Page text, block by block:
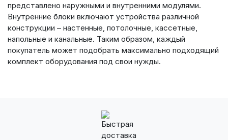
представлено наружными и внутренними модулями.
Внутренние блоки включают устройства различной
конструкции – настенные, потолочные, кассетные,
напольные и канальные. Таким образом, каждый
покупатель может подобрать максимально подходящий
комплект оборудования под свои нужды.